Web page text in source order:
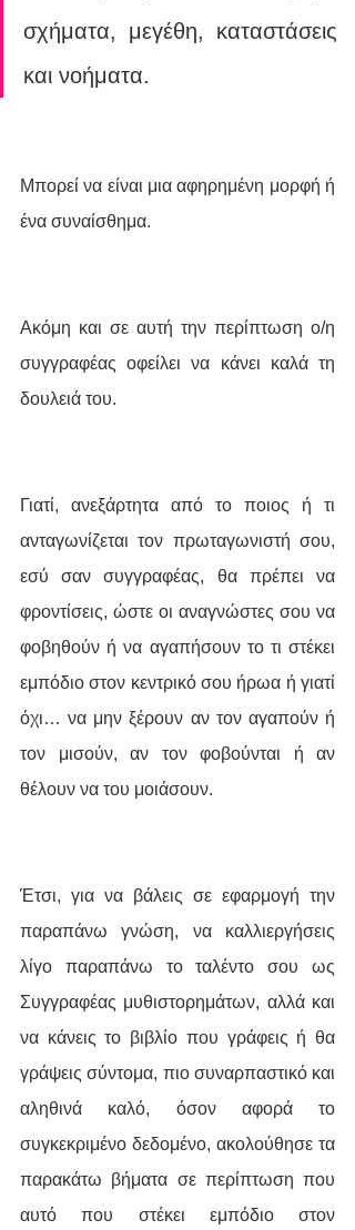
σχήματα, μεγέθη, καταστάσεις
και νοήματα.
Μπορεί να είναι μια αφηρημένη μορφή ή
ένα συναίσθημα.
Ακόμη και σε αυτή την περίπτωση ο/η
συγγραφέας οφείλει να κάνει καλά τη
δουλειά του.
Γιατί, ανεξάρτητα από το ποιος ή τι
ανταγωνίζεται τον πρωταγωνιστή σου,
εσύ σαν συγγραφέας, θα πρέπει να
φροντίσεις, ώστε οι αναγνώστες σου να
φοβηθούν ή να αγαπήσουν το τι στέκει
εμπόδιο στον κεντρικό σου ήρωα ή γιατί
όχι… να μην ξέρουν αν τον αγαπούν ή
τον μισούν, αν τον φοβούνται ή αν
θέλουν να του μοιάσουν.
Έτσι, για να βάλεις σε εφαρμογή την
παραπάνω γνώση, να καλλιεργήσεις
λίγο παραπάνω το ταλέντο σου ως
Συγγραφέας μυθιστορημάτων, αλλά και
να κάνεις το βιβλίο που γράφεις ή θα
γράψεις σύντομα, πιο συναρπαστικό και
αληθινά καλό, όσον αφορά το
συγκεκριμένο δεδομένο, ακολούθησε τα
παρακάτω βήματα σε περίπτωση που
αυτό που στέκει εμπόδιο στον